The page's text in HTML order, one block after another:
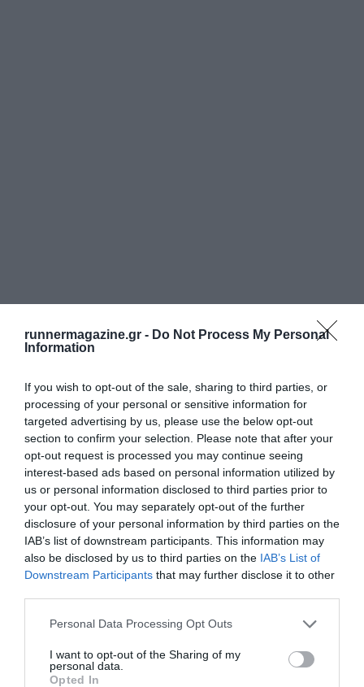
runnermagazine.gr - Do Not Process My Personal
Information
If you wish to opt-out of the sale, sharing to third parties, or
processing of your personal or sensitive information for
targeted advertising by us, please use the below opt-out
section to confirm your selection. Please note that after your
opt-out request is processed you may continue seeing
interest-based ads based on personal information utilized by
us or personal information disclosed to third parties prior to
your opt-out. You may separately opt-out of the further
disclosure of your personal information by third parties on the
IAB’s list of downstream participants. This information may
also be disclosed by us to third parties on the IAB’s List of
Downstream Participants that may further disclose it to other
Personal Data Processing Opt Outs
I want to opt-out of the Sharing of my
personal data.
Opted In